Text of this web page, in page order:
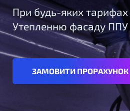
При будь-яких тарифах
Утепленню фасаду ППУ
ЗАМОВИТИ ПРОРАХУНОК